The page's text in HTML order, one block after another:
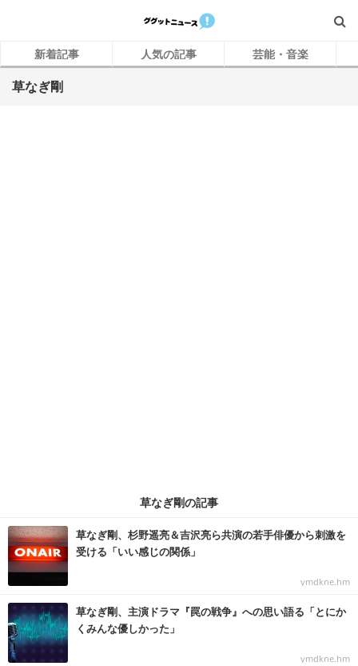
新着記事 人気の記事 芸能・音楽
草なぎ剛
草なぎ剛の記事
草なぎ剛、杉野遥亮＆吉沢亮ら共演の若手俳優から刺激を
受ける「いい感じの関係」
ymdkne.hm
草なぎ剛、主演ドラマ『罠の戦争』への思い語る「とにか
くみんな優しかった」
ymdkne.hm